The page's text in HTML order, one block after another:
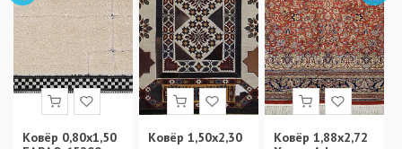
Ковёр 0,80х1,50
Ковёр 1,50х2,30
Ковёр 1,88х2,72